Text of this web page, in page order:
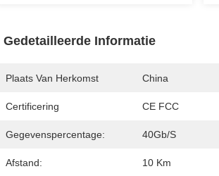
Gedetailleerde Informatie
Plaats Van Herkomst China
Certificering CE FCC
Gegevenspercentage: 40Gb/s
Afstand: 10 Km